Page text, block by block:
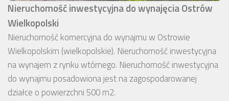
Nieruchomość inwestycyjna do wynajęcia Ostrów
Wielkopolski
Nieruchomość komercyjna do wynajmu w Ostrowie
Wielkopolskim (wielkopolskie). Nieruchomość inwestycyjna
na wynajem z rynku wtórnego. Nieruchomość inwestycyjna
do wynajmu posadowiona jest na zagospodarowanej
działce o powierzchni 500 m2.